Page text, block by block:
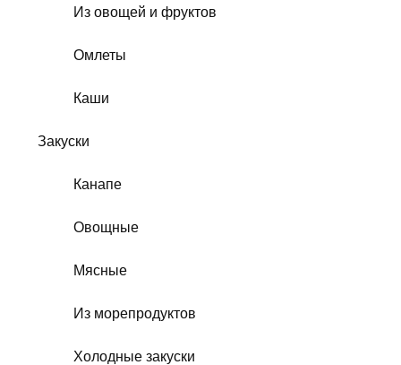
Из овощей и фруктов
Омлеты
Каши
Закуски
Канапе
Овощные
Мясные
Из морепродуктов
Холодные закуски